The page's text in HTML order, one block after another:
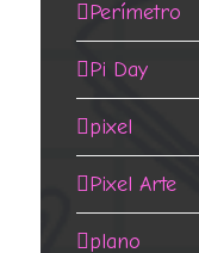
Perímetro
Pi Day
pixel
Pixel Arte
plano